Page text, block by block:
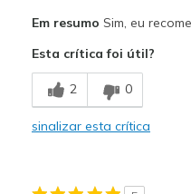
Breathe Well
Comfortable
Em resumo Sim, eu
Esta crítica foi útil?
2 0
sinalizar esta crítica